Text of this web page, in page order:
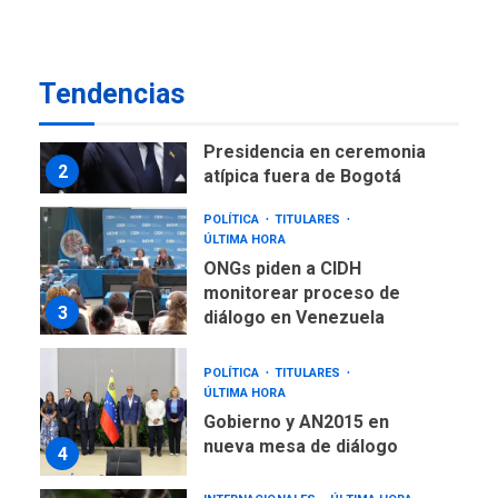
Tendencias
2
Presidencia en ceremonia
atípica fuera de Bogotá
3
POLÍTICA
TITULARES
ÚLTIMA HORA
ONGs piden a CIDH
monitorear proceso de
diálogo en Venezuela
4
POLÍTICA
TITULARES
ÚLTIMA HORA
Gobierno y AN2015 en
nueva mesa de diálogo